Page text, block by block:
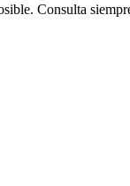
Consulta